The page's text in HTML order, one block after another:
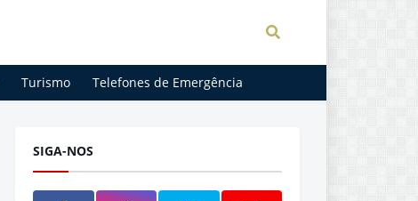
Turismo Telefones de Emergência
SIGA-NOS